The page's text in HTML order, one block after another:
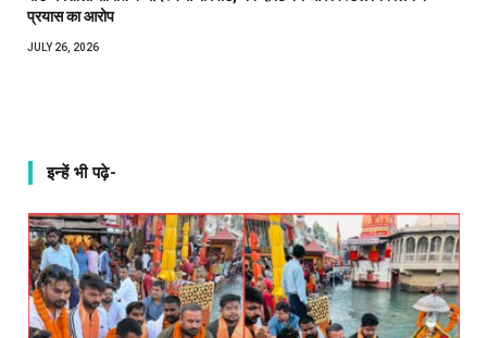
प्रयास का आरोप
JULY 26, 2026
इन्हें भी पढ़े-